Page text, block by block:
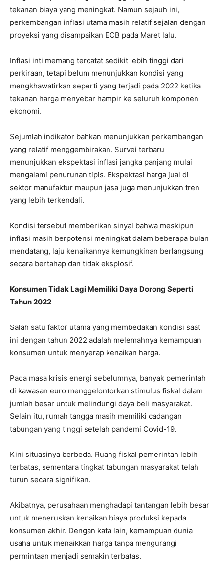
tekanan biaya yang meningkat. Namun sejauh ini,
perkembangan inflasi utama masih relatif sejalan dengan
proyeksi yang disampaikan ECB pada Maret lalu.
Inflasi inti memang tercatat sedikit lebih tinggi dari
perkiraan, tetapi belum menunjukkan kondisi yang
mengkhawatirkan seperti yang terjadi pada 2022 ketika
tekanan harga menyebar hampir ke seluruh komponen
ekonomi.
Sejumlah indikator bahkan menunjukkan perkembangan
yang relatif menggembirakan. Survei terbaru
menunjukkan ekspektasi inflasi jangka panjang mulai
mengalami penurunan tipis. Ekspektasi harga jual di
sektor manufaktur maupun jasa juga menunjukkan tren
yang lebih terkendali.
Kondisi tersebut memberikan sinyal bahwa meskipun
inflasi masih berpotensi meningkat dalam beberapa bulan
mendatang, laju kenaikannya kemungkinan berlangsung
secara bertahap dan tidak eksplosif.
Konsumen Tidak Lagi Memiliki Daya Dorong Seperti
Tahun 2022
Salah satu faktor utama yang membedakan kondisi saat
ini dengan tahun 2022 adalah melemahnya kemampuan
konsumen untuk menyerap kenaikan harga.
Pada masa krisis energi sebelumnya, banyak pemerintah
di kawasan euro menggelontorkan stimulus fiskal dalam
jumlah besar untuk melindungi daya beli masyarakat.
Selain itu, rumah tangga masih memiliki cadangan
tabungan yang tinggi setelah pandemi Covid-19.
Kini situasinya berbeda. Ruang fiskal pemerintah lebih
terbatas, sementara tingkat tabungan masyarakat telah
turun secara signifikan.
Akibatnya, perusahaan menghadapi tantangan lebih besar
untuk meneruskan kenaikan biaya produksi kepada
konsumen akhir. Dengan kata lain, kemampuan dunia
usaha untuk menaikkan harga tanpa mengurangi
permintaan menjadi semakin terbatas.